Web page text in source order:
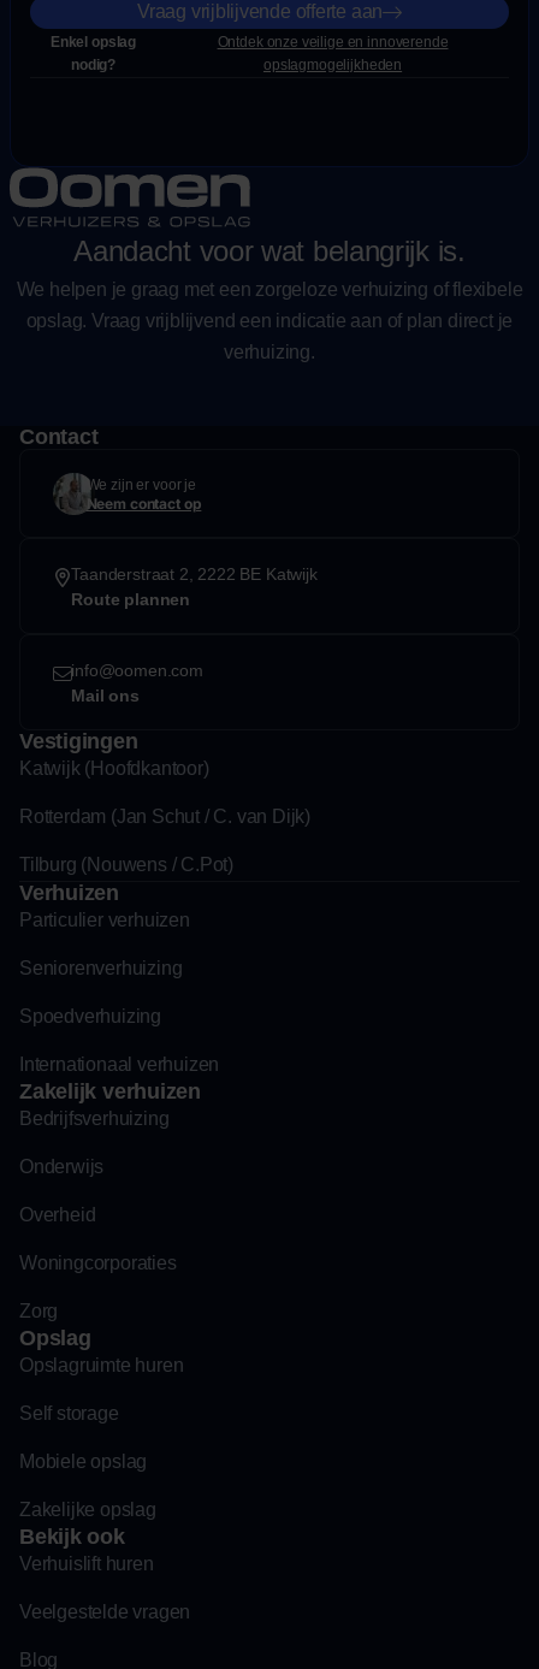
Aandacht voor wat belangrijk is.
We helpen je graag met een zorgeloze verhuizing of flexibele
opslag. Vraag vrijblijvend een indicatie aan of plan direct je
verhuizing.
Vraag vrijblijvende offerte aan
Enkel opslag
nodig?
Ontdek onze veilige en innoverende
opslagmogelijkheden
Contact
We zijn er voor je
Neem contact op
Taanderstraat 2, 2222 BE Katwijk
Route plannen
info@oomen.com
Mail ons
Vestigingen
Katwijk (Hoofdkantoor)
Rotterdam (Jan Schut / C. van Dijk)
Tilburg (Nouwens / C.Pot)
Verhuizen
Particulier verhuizen
Seniorenverhuizing
Spoedverhuizing
Internationaal verhuizen
Zakelijk verhuizen
Bedrijfsverhuizing
Onderwijs
Overheid
Woningcorporaties
Zorg
Opslag
Opslagruimte huren
Self storage
Mobiele opslag
Zakelijke opslag
Bekijk ook
Verhuislift huren
Veelgestelde vragen
Blog